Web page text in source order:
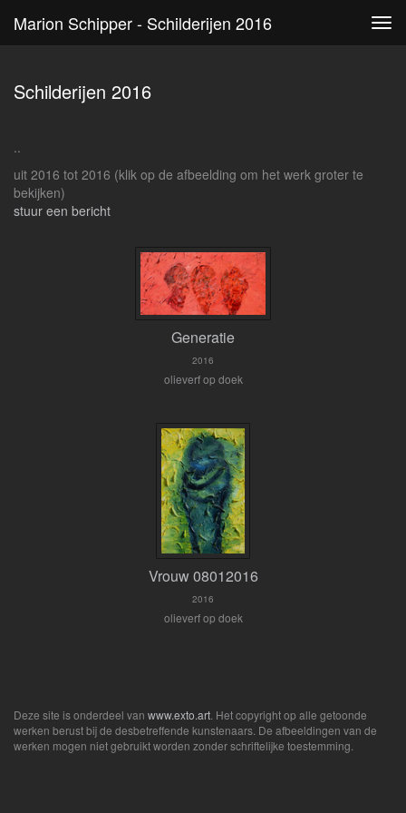
Marion Schipper - Schilderijen 2016
Schilderijen 2016
..
uit 2016 tot 2016 (klik op de afbeelding om het werk groter te
bekijken)
stuur een bericht
Generatie
2016
olieverf op doek
Vrouw 08012016
2016
olieverf op doek
Deze site is onderdeel van www.exto.art . Het copyright op alle getoonde
werken berust bij de desbetreffende kunstenaars. De afbeeldingen van de
werken mogen niet gebruikt worden zonder schriftelijke toestemming.